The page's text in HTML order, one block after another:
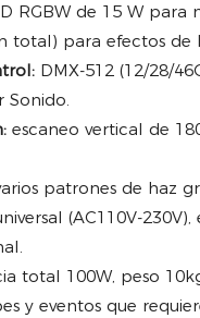
RGBW de 15 W para
total) para efectos de
DMX-512 (12/28/
Sonido.
escaneo vertical de
patrones de haz
(AC110V-
total 100W, peso
y eventos que